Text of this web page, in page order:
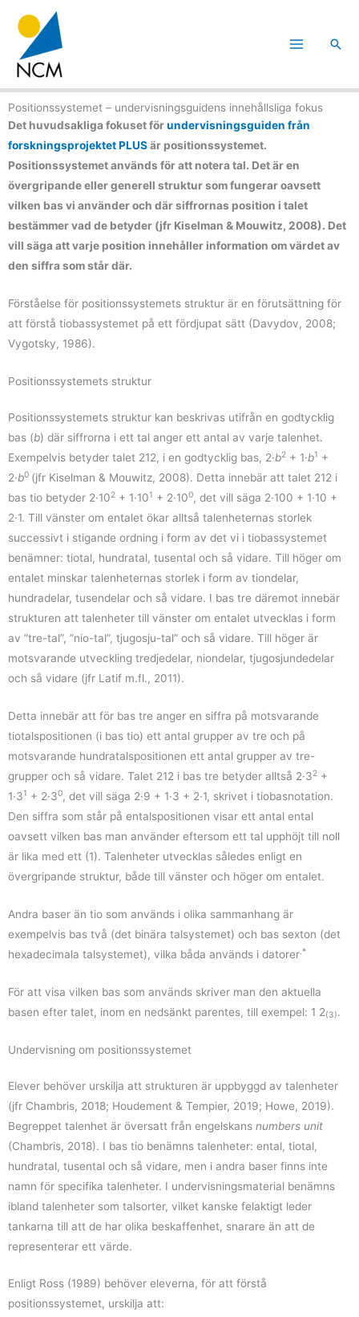
innehåll
Sök
Positionssystemet – undervisningsguidens innehållsliga fokus
Det huvudsakliga fokuset förundervisningsguiden från
forskningsprojektet PLUSär positionssystemet.
Positionssystemet används för att notera tal. Det är en
övergripande eller generell struktur som fungerar oavsett
vilken bas vi använder och där siffrornas position i talet
bestämmer vad de betyder (jfr Kiselman & Mouwitz, 2008). Det
vill säga att varje position innehåller information om värdet av
den siffra som står där.
Förståelse för positionssystemets struktur är en förutsättning för
att förstå tiobassystemet på ett fördjupat sätt (Davydov, 2008;
Vygotsky, 1986).
Positionssystemets struktur
Positionssystemets struktur kan beskrivas utifrån en godtycklig
bas (b) där siffrorna i ett tal anger ett antal av varje talenhet.
Exempelvis betyder talet 212, i en godtycklig bas, 2·b2 + 1·b1 +
2·b0 (jfr Kiselman & Mouwitz, 2008). Detta innebär att talet 212 i
bas tio betyder 2·102 + 1·101 + 2·100, det vill säga 2·100 + 1·10 +
2·1. Till vänster om entalet ökar alltså talenheternas storlek
successivt i stigande ordning i form av det vi i tiobassystemet
benämner: tiotal, hundratal, tusental och så vidare. Till höger om
entalet minskar talenheternas storlek i form av tiondelar,
hundradelar, tusendelar och så vidare. I bas tre däremot innebär
strukturen att talenheter till vänster om entalet utvecklas i form
av ”tre-tal”, ”nio-tal”, tjugosju-tal” och så vidare. Till höger är
motsvarande utveckling tredjedelar, niondelar, tjugosjundedelar
och så vidare (jfr Latif m.fl., 2011).
Detta innebär att för bas tre anger en siffra på motsvarande
tiotalspositionen (i bas tio) ett antal grupper av tre och på
motsvarande hundratalspositionen ett antal grupper av tre-
grupper och så vidare. Talet 212 i bas tre betyder alltså 2·32 +
1·31 + 2·30, det vill säga 2·9 + 1·3 + 2·1, skrivet i tiobasnotation.
Den siffra som står på entalspositionen visar ett antal ental
oavsett vilken bas man använder eftersom ett tal upphöjt till noll
är lika med ett (1). Talenheter utvecklas således enligt en
övergripande struktur, både till vänster och höger om entalet.
Andra baser än tio som används i olika sammanhang är
exempelvis bas två (det binära talsystemet) och bas sexton (det
hexadecimala talsystemet), vilka båda används i datorer .*
För att visa vilken bas som används skriver man den aktuella
basen efter talet, inom en nedsänkt parentes, till exempel: 1 2(3).
Undervisning om positionssystemet
Elever behöver urskilja att strukturen är uppbyggd av talenheter
(jfr Chambris, 2018; Houdement & Tempier, 2019; Howe, 2019).
Begreppet talenhet är översatt från engelskans numbers unit
(Chambris, 2018). I bas tio benämns talenheter: ental, tiotal,
hundratal, tusental och så vidare, men i andra baser finns inte
namn för specifika talenheter. I undervisningsmaterial benämns
ibland talenheter som talsorter, vilket kanske felaktigt leder
tankarna till att de har olika beskaffenhet, snarare än att de
representerar ett värde.
Enligt Ross (1989) behöver eleverna, för att förstå
positionssystemet, urskilja att: